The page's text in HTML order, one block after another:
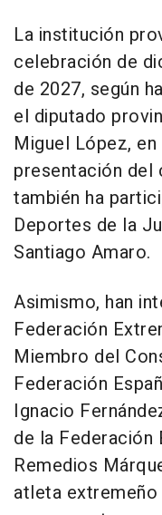
La institución
celebración de
de 2027, según
el diputado
Miguel López,
presentación del
también ha
Deportes de la
Santiago Amaro.
Asimismo, han
Federación
Miembro del
Federación
Ignacio
de la
Remedios
atleta